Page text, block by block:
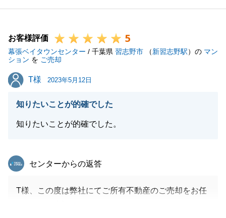
くださいませ。
お客様評価 5
幕張ベイタウンセンター / 千葉県 習志野市 （新習志野駅）の マン
ション を ご売却
T様
T様 2023年5月12日
知りたいことが的確でした
知りたいことが的確でした。
東急リバブル
センターからの返答
T様、この度は弊社にてご所有不動産のご売却をお任